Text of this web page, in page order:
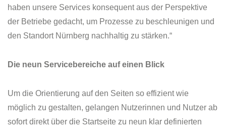
haben unsere Services konsequent aus der Perspektive
der Betriebe gedacht, um Prozesse zu beschleunigen und
den Standort Nürnberg nachhaltig zu stärken.“
Die neun Servicebereiche auf einen Blick
Um die Orientierung auf den Seiten so effizient wie
möglich zu gestalten, gelangen Nutzerinnen und Nutzer ab
sofort direkt über die Startseite zu neun klar definierten